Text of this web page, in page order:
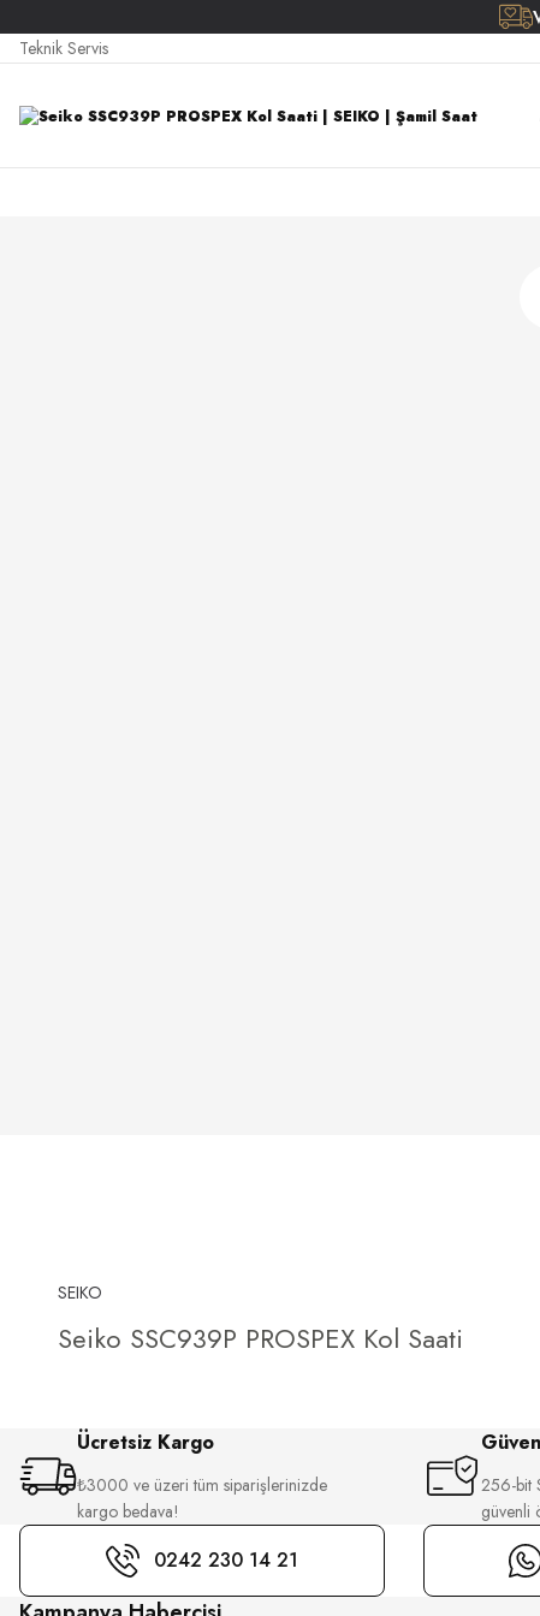
Teknik Servis
SEIKO
Seiko SSC939P PROSPEX Kol Saati
Ücretsiz Kargo
₺3000 ve üzeri tüm siparişlerinizde
kargo bedava!
256-bit
güvenli
0242 230 14 21